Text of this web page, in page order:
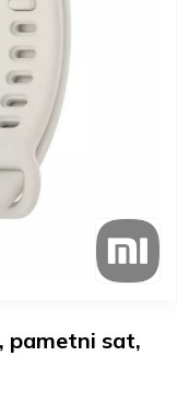
pametni sat,